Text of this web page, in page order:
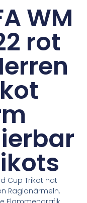
WM
rot
Cup Trikot hat
Raglanärmeln.